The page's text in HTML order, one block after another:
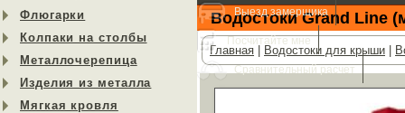
Флюгарки
Колпаки на столбы
Металлочерепица
Изделия из металла
Мягкая кровля
Водостоки Grand Line
Главная Водостоки для крыши
Выезд замерщика
Посчитайте мне
Сравнительный расчет